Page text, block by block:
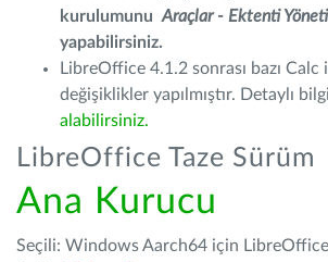
kurulumunu Araçlar - Ektenti
yapabilirsiniz.
LibreOffice 4.1.2 sonrası bazı
değişiklikler yapılmıştır. Detaylı
alabilirsiniz.
LibreOffice Taze Sürüm
Ana Kurucu
Seçili: Windows Aarch64 için